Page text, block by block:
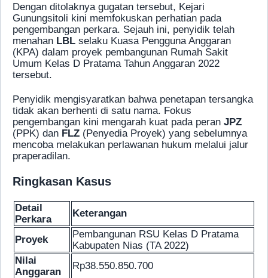
Dengan ditolaknya gugatan tersebut, Kejari
Gunungsitoli kini memfokuskan perhatian pada
pengembangan perkara. Sejauh ini, penyidik telah
menahan LBL selaku Kuasa Pengguna Anggaran
(KPA) dalam proyek pembangunan Rumah Sakit
Umum Kelas D Pratama Tahun Anggaran 2022
tersebut.
Penyidik mengisyaratkan bahwa penetapan tersangka
tidak akan berhenti di satu nama. Fokus
pengembangan kini mengarah kuat pada peran JPZ
(PPK) dan FLZ (Penyedia Proyek) yang sebelumnya
mencoba melakukan perlawanan hukum melalui jalur
praperadilan.
Ringkasan Kasus
Detail
Perkara
Keterangan
Proyek
Pembangunan RSU Kelas D Pratama
Kabupaten Nias (TA 2022)
Nilai
Anggaran
Rp38.550.850.700